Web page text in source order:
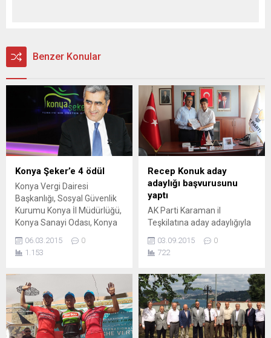
Benzer Konular
Konya Şeker’e 4 ödül
Konya Vergi Dairesi
Başkanlığı, Sosyal Güvenlik
Kurumu Konya İl Müdürlüğü,
Konya Sanayi Odası, Konya
Ticaret Odası’nın (KTO)
ortaklaşa düzenlediği Konya
töreninde Konya Şeker 4
dalda ödül aldı. Ulaştırma
Denizcilik ve Haberleşme
Bakanı Lütfi Elvan’ın yanı
sıra çok sayıda işadamı ve
06.03.2015
0
1.153
Recep Konuk aday
adaylığı başvurusunu
yaptı
AK Parti Karaman il
Teşkilatına aday adaylığıyla
devam ediyor. 7 Haziran
seçimlerinde 1’nci ve 2’nci
giren Recep Konuk ve Recep
Şeker 1 Kasım seçimleri için
aday adaylığı başvurularını
birlikte yaptılar.
03.09.2015
0
722